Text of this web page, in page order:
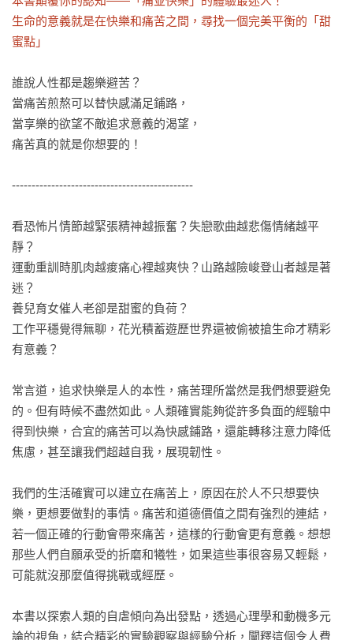
生命的意義就是在快樂和痛苦之間，尋找一個完美平衡的「甜
蜜點」
誰說人性都是趨樂避苦？
當痛苦煎熬可以替快感滿足鋪路，
當享樂的欲望不敵追求意義的渴望，
痛苦真的就是你想要的！
----------------------------------------------
看恐怖片情節越緊張精神越振奮？失戀歌曲越悲傷情緒越平
靜？
運動重訓時肌肉越痠痛心裡越爽快？山路越險峻登山者越是著
迷？
養兒育女催人老卻是甜蜜的負荷？
工作平穩覺得無聊，花光積蓄遊歷世界還被偷被搶生命才精彩
有意義？
常言道，追求快樂是人的本性，痛苦理所當然是我們想要避免
的。但有時候不盡然如此。人類確實能夠從許多負面的經驗中
得到快樂，合宜的痛苦可以為快感鋪路，還能轉移注意力降低
焦慮，甚至讓我們超越自我，展現韌性。
我們的生活確實可以建立在痛苦上，原因在於人不只想要快
樂，更想要做對的事情。痛苦和道德價值之間有強烈的連結，
若一個正確的行動會帶來痛苦，這樣的行動會更有意義。想想
那些人們自願承受的折磨和犧牲，如果這些事很容易又輕鬆，
可能就沒那麼值得挑戰或經歷。
本書以探索人類的自虐傾向為出發點，透過心理學和動機多元
論的視角，結合精彩的實驗觀察與經驗分析，闡釋這個令人費